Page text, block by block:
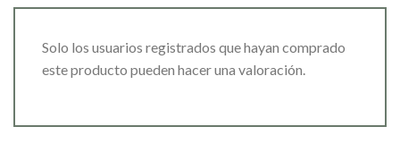
Solo los usuarios registrados que hayan comprado
este producto pueden hacer una valoración.